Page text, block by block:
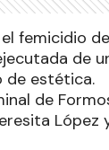
femicidio
de
de estética.
de